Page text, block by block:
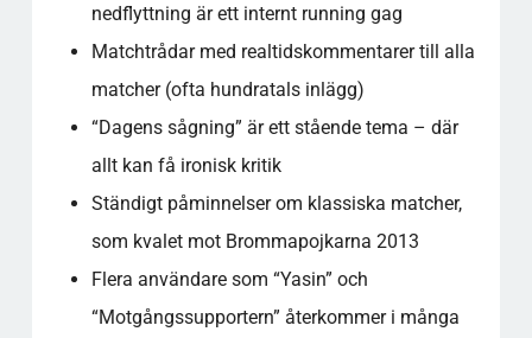
nedflyttning är ett internt running gag
Matchtrådar med realtidskommentarer till alla
matcher (ofta hundratals inlägg)
“Dagens sågning” är ett stående tema – där
allt kan få ironisk kritik
Ständigt påminnelser om klassiska matcher,
som kvalet mot Brommapojkarna 2013
Flera användare som “Yasin” och
“Motgångssupportern” återkommer i många